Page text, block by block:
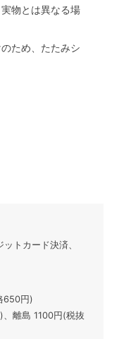
物とは異なる場
ため、たたみシ
トカード決済、
650円)
離島 1100円(税抜